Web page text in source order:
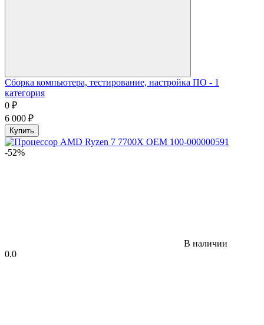
Сборка компьютера, тестирование, настройка ПО - 1
категория
0 ₽
6 000 ₽
Купить
-52%
В наличии
0.0